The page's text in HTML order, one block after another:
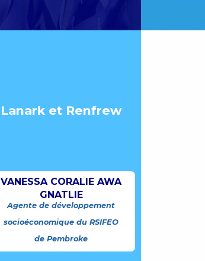
Lanark et Renfrew
VANESSA CORALIE AWA
GNATLIE
Agente de développement
socioéconomique du RSIFEO
de Pembroke